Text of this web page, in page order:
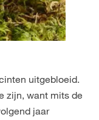
uitgebloeid.
zijn, want mits de
jaar